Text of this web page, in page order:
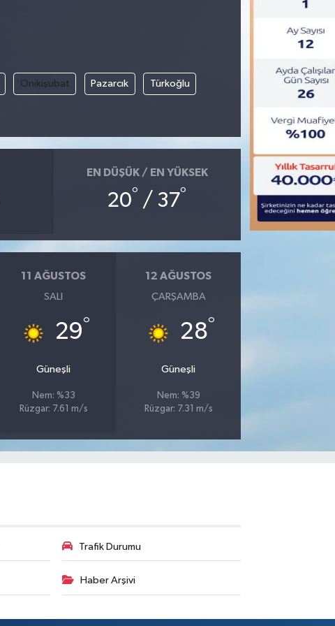
Onikişubat Pazarcık Türkoğlu
EN DÜŞÜK / EN YÜKSEK
20° / 37°
11 AĞUSTOS
SALI
29°
Güneşli
Nem: %33
Rüzgar: 7.61 m/s
12 AĞUSTOS
ÇARŞAMBA
28°
Güneşli
Nem: %39
Rüzgar: 7.31 m/s
Trafik Durumu
Haber Arşivi